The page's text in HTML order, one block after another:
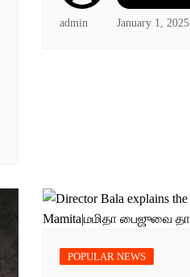
admin January 1, 2025
POPULAR NEWS